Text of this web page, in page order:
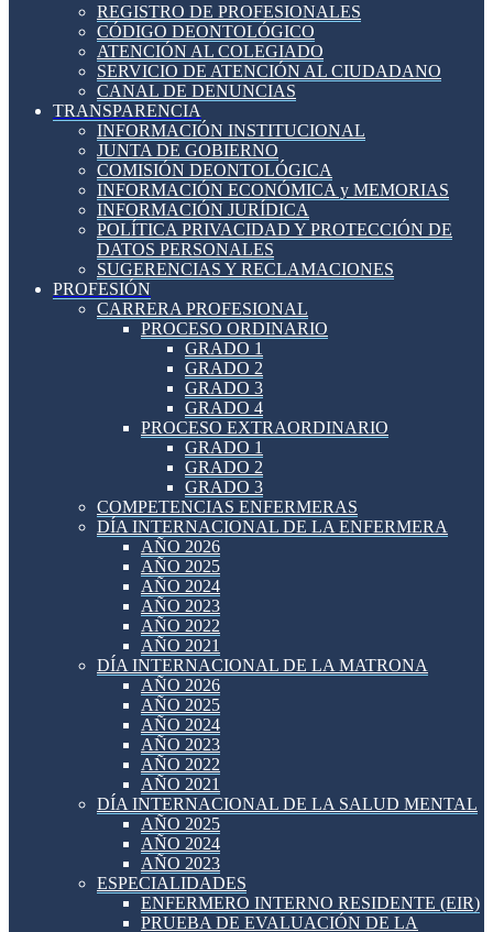
REGISTRO DE PROFESIONALES
CÓDIGO DEONTOLÓGICO
ATENCIÓN AL COLEGIADO
SERVICIO DE ATENCIÓN AL CIUDADANO
CANAL DE DENUNCIAS
TRANSPARENCIA
INFORMACIÓN INSTITUCIONAL
JUNTA DE GOBIERNO
COMISIÓN DEONTOLÓGICA
INFORMACIÓN ECONÓMICA y MEMORIAS
INFORMACIÓN JURÍDICA
POLÍTICA PRIVACIDAD Y PROTECCIÓN DE
DATOS PERSONALES
SUGERENCIAS Y RECLAMACIONES
PROFESIÓN
CARRERA PROFESIONAL
PROCESO ORDINARIO
GRADO 1
GRADO 2
GRADO 3
GRADO 4
PROCESO EXTRAORDINARIO
GRADO 1
GRADO 2
GRADO 3
COMPETENCIAS ENFERMERAS
DÍA INTERNACIONAL DE LA ENFERMERA
AÑO 2026
AÑO 2025
AÑO 2024
AÑO 2023
AÑO 2022
AÑO 2021
DÍA INTERNACIONAL DE LA MATRONA
AÑO 2026
AÑO 2025
AÑO 2024
AÑO 2023
AÑO 2022
AÑO 2021
DÍA INTERNACIONAL DE LA SALUD MENTAL
AÑO 2025
AÑO 2024
AÑO 2023
ESPECIALIDADES
ENFERMERO INTERNO RESIDENTE (EIR)
PRUEBA DE EVALUACIÓN DE LA